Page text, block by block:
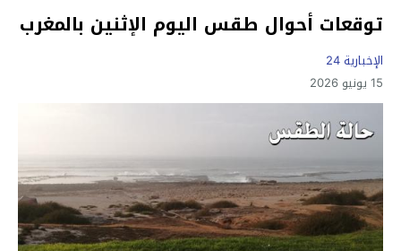
توقعات أحوال طقس اليوم الإثنين بالمغرب
الإخبارية 24
15 يونيو 2026